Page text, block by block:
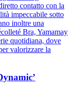
contatto con la
impeccabile sotto
inoltre una
Bra, Yamamay
quotidiana, dove
valorizzare la